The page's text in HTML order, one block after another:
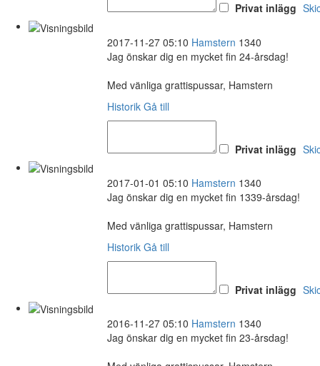
Privat inlägg
2017-11-27 05:10 Hamstern 1340
Jag önskar dig en mycket fin 24-årsdag!
Med vänliga grattispussar, Hamstern
Historik Gå till
Privat inlägg
2017-01-01 05:10 Hamstern 1340
Jag önskar dig en mycket fin 1339-årsdag!
Med vänliga grattispussar, Hamstern
Historik Gå till
Privat inlägg
2016-11-27 05:10 Hamstern 1340
Jag önskar dig en mycket fin 23-årsdag!